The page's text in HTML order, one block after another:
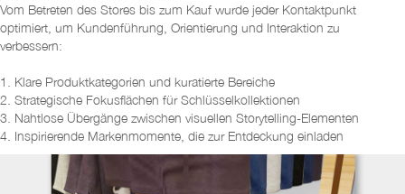
Vom Betreten des Stores bis zum Kauf wurde jeder Kontaktpunkt
optimiert, um Kundenführung, Orientierung und Interaktion zu
verbessern:
1. Klare Produktkategorien und kuratierte Bereiche
2. Strategische Fokusflächen für Schlüsselkollektionen
3. Nahtlose Übergänge zwischen visuellen Storytelling-Elementen
4. Inspirierende Markenmomente, die zur Entdeckung einladen